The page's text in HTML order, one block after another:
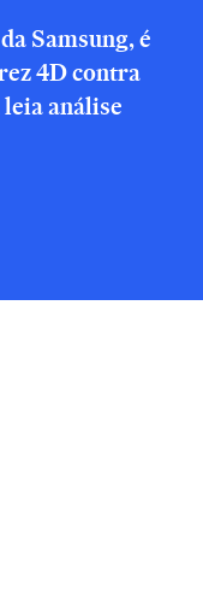
Samsung, é
4D contra
análise